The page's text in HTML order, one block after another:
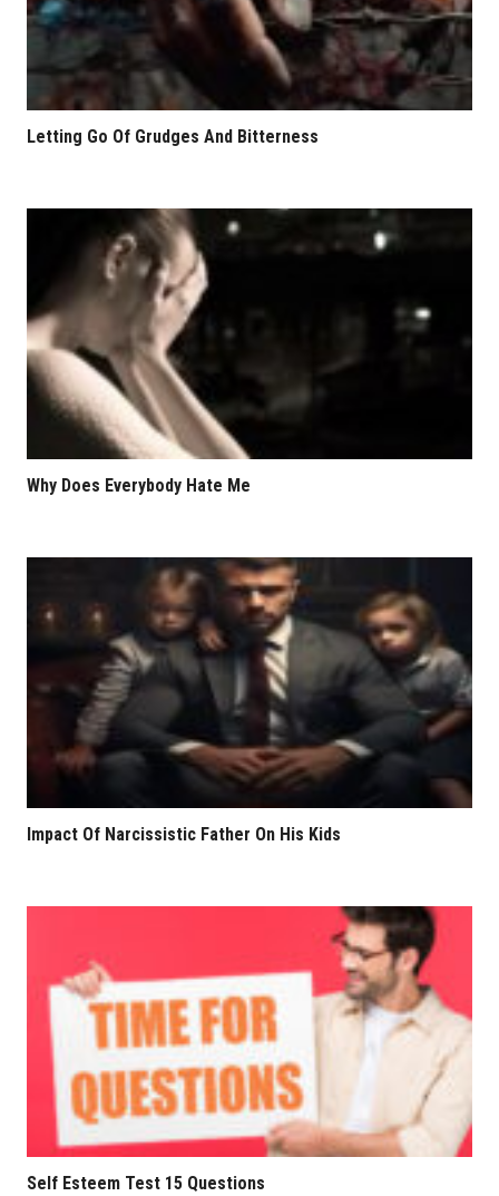
Letting Go Of Grudges And Bitterness
Why Does Everybody Hate Me
Impact Of Narcissistic Father On His Kids
Self Esteem Test 15 Questions